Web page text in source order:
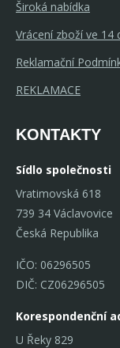
Široká nabídka
Vrácení zboží ve 14
Reklamační
REKLAMACE
KONTAKTY
Sídlo společnosti
Vratimovská 618
739 34 Václavovice
Česká Republika
IČO: 06296505
DIČ: CZ06296505
Korespondenční
U Řeky 829